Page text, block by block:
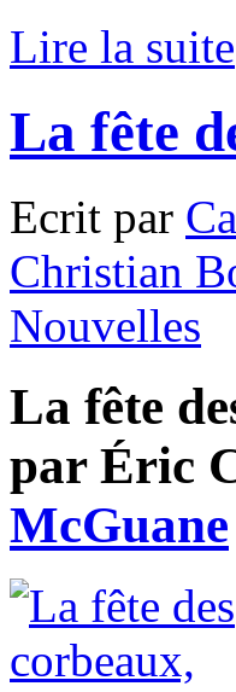
Lire la suite
La fête
Ecrit par
Christian
Nouvelles
La fête
par Éric
McGuane